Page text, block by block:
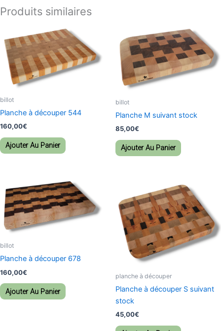
Produits similaires
billot
Planche à découper 544
160,00€
Ajouter Au Panier
billot
Planche M suivant stock
85,00€
Ajouter Au Panier
billot
Planche à découper 678
160,00€
Ajouter Au Panier
planche à découper
Planche à découper S suivant
stock
45,00€